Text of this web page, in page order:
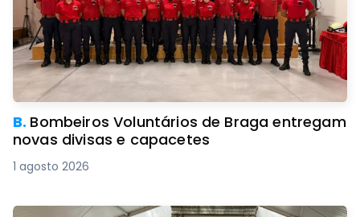
B. Bombeiros Voluntários de Braga entregam
novas divisas e capacetes
1 agosto 2026